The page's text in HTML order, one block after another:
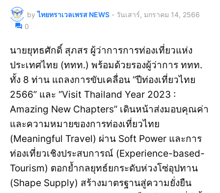
by ไทยทราเวลเพรส NEWS - วันเสาร์, มกราคม 14, 2566
0
นายยุทธศักดิ์ สุภสร ผู้ว่าการการท่องเที่ยวแห่ง
ประเทศไทย (ททท.) พร้อมด้วยรองผู้ว่าการ ททท.
ทั้ง 8 ท่าน แถลงการขับเคลื่อน “ปีท่องเที่ยวไทย
2566” และ “Visit Thailand Year 2023 :
Amazing New Chapters” เดินหน้าส่งมอบคุณค่า
และความหมายของการท่องเที่ยวไทย
(Meaningful Travel) ผ่าน Soft Power และการ
ท่องเที่ยวเชิงประสบการณ์ (Experience-based-
Tourism) ตอกย้ำกลยุทธ์ยกระดับห่วงโซ่อุปทาน
(Shape Supply) สร้างมาตรฐานสู่ความยั่งยืน